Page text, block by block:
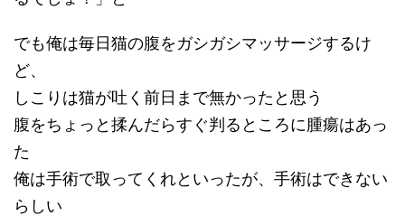
でも俺は毎日猫の腹をガシガシマッサージするけ
ど、
しこりは猫が吐く前日まで無かったと思う
腹をちょっと揉んだらすぐ判るところに腫瘍はあっ
た
俺は手術で取ってくれといったが、手術はできない
らしい